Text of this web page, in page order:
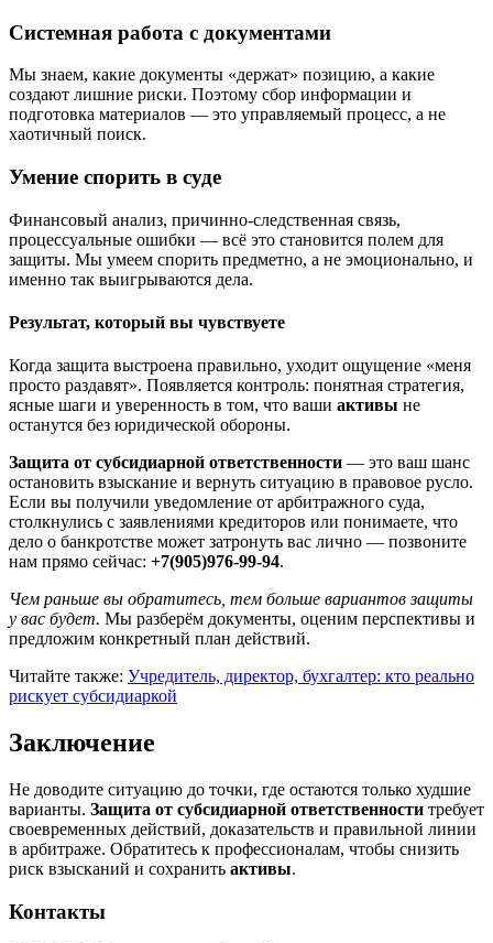
Системная работа с документами
Мы знаем, какие документы «держат» позицию, а какие
создают лишние риски. Поэтому сбор информации и
подготовка материалов — это управляемый процесс, а не
хаотичный поиск.
Умение спорить в суде
Финансовый анализ, причинно-следственная связь,
процессуальные ошибки — всё это становится полем для
защиты. Мы умеем спорить предметно, а не эмоционально, и
именно так выигрываются дела.
Результат, который вы чувствуете
Когда защита выстроена правильно, уходит ощущение «меня
просто раздавят». Появляется контроль: понятная стратегия,
ясные шаги и уверенность в том, что ваши активы не
останутся без юридической обороны.
Защита от субсидиарной ответственности — это ваш шанс
остановить взыскание и вернуть ситуацию в правовое русло.
Если вы получили уведомление от арбитражного суда,
столкнулись с заявлениями кредиторов или понимаете, что
дело о банкротстве может затронуть вас лично — позвоните
нам прямо сейчас: +7(905)976-99-94.
Чем раньше вы обратитесь, тем больше вариантов защиты
у вас будет. Мы разберём документы, оценим перспективы и
предложим конкретный план действий.
Читайте также: Учредитель, директор, бухгалтер: кто реально
рискует субсидиаркой
Заключение
Не доводите ситуацию до точки, где остаются только худшие
варианты. Защита от субсидиарной ответственности требует
своевременных действий, доказательств и правильной линии
в арбитраже. Обратитесь к профессионалам, чтобы снизить
риск взысканий и сохранить активы.
Контакты